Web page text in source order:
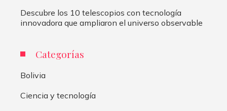
Descubre los 10 telescopios con tecnología
innovadora que ampliaron el universo observable
Categorías
Bolivia
Ciencia y tecnología